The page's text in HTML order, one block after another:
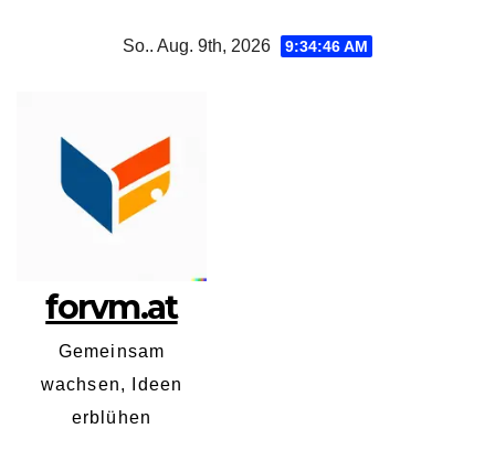
So.. Aug. 9th, 2026 9:34:46 AM
forvm.at
Gemeinsam
wachsen, Ideen
erblühen